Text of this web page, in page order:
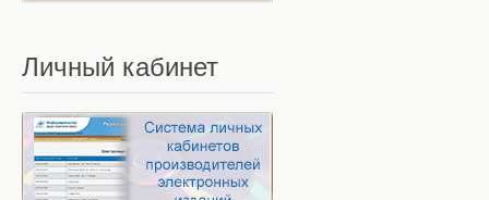
Личный кабинет